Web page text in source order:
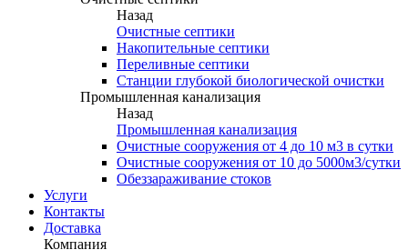
Назад
Очистные септики
Накопительные септики
Переливные септики
Станции глубокой биологической очистки
Промышленная канализация
Назад
Промышленная канализация
Очистные сооружения от 4 до 10 м3 в сутки
Очистные сооружения от 10 до 5000м3/сутки
Обеззараживание стоков
Услуги
Контакты
Доставка
Компания